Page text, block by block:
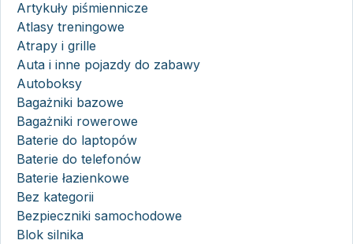
Artykuły piśmiennicze
Atlasy treningowe
Atrapy i grille
Auta i inne pojazdy do zabawy
Autoboksy
Bagażniki bazowe
Bagażniki rowerowe
Baterie do laptopów
Baterie do telefonów
Baterie łazienkowe
Bez kategorii
Bezpieczniki samochodowe
Blok silnika